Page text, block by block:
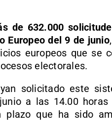
de 632.000
Europeo del 9 de junio
europeos que se
electorales.
solicitado este
a las 14.00
plazo que ha sido